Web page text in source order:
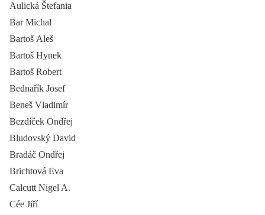
Aulická Štefania
Bar Michal
Bartoš Aleš
Bartoš Hynek
Bartoš Robert
Bednařík Josef
Beneš Vladimír
Bezdíček Ondřej
Bludovský David
Bradáč Ondřej
Brichtová Eva
Calcutt Nigel A.
Cée Jiří